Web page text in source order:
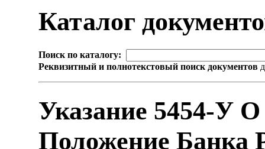
Каталог
Поиск по каталогу:
Реквизитный и полнотекстовый поиск документов
Указание 5454-У
Положение Банка